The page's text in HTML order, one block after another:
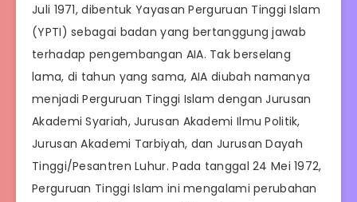
Juli 1971, dibentuk Yayasan Perguruan Tinggi Islam
(YPTI) sebagai badan yang bertanggung jawab
terhadap pengembangan AIA. Tak berselang
lama, di tahun yang sama, AIA diubah namanya
menjadi Perguruan Tinggi Islam dengan Jurusan
Akademi Syariah, Jurusan Akademi Ilmu Politik,
Jurusan Akademi Tarbiyah, dan Jurusan Dayah
Tinggi/Pesantren Luhur. Pada tanggal 24 Mei 1972,
Perguruan Tinggi Islam ini mengalami perubahan